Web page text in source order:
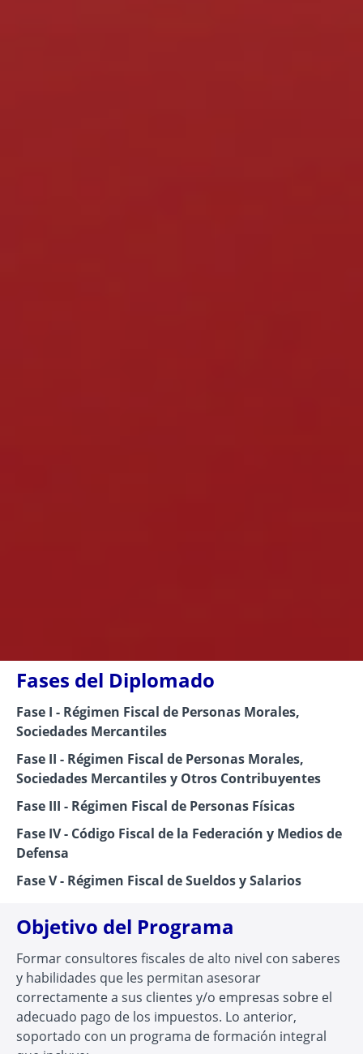
Fases del Diplomado
Fase I - Régimen Fiscal de Personas Morales,
Sociedades Mercantiles
Fase II - Régimen Fiscal de Personas Morales,
Sociedades Mercantiles y Otros Contribuyentes
Fase III - Régimen Fiscal de Personas Físicas
Fase IV - Código Fiscal de la Federación y Medios de
Defensa
Fase V - Régimen Fiscal de Sueldos y Salarios
Objetivo del Programa
Formar consultores fiscales de alto nivel con saberes
y habilidades que les permitan asesorar
correctamente a sus clientes y/o empresas sobre el
adecuado pago de los impuestos. Lo anterior,
soportado con un programa de formación integral